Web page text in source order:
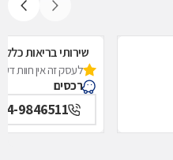
שירותי בריאות
לעסק זה אין חוות
רכסים
9846511